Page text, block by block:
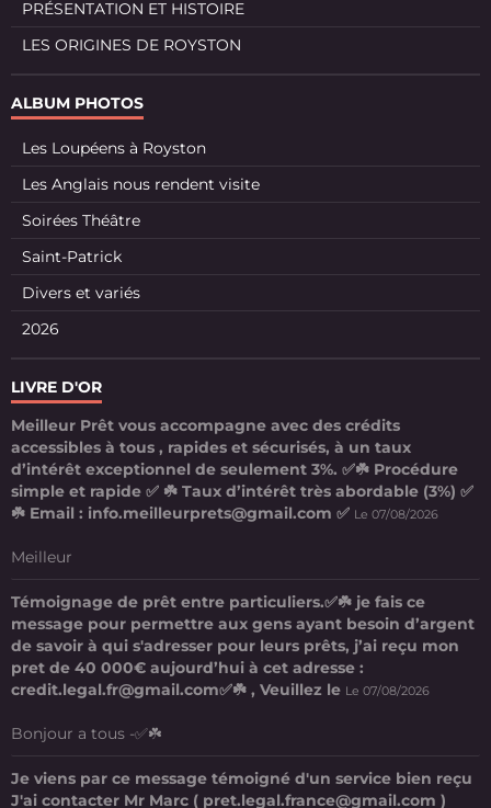
PRÉSENTATION ET HISTOIRE
LES ORIGINES DE ROYSTON
ALBUM PHOTOS
Les Loupéens à Royston
Les Anglais nous rendent visite
Soirées Théâtre
Saint-Patrick
Divers et variés
2026
LIVRE D'OR
Meilleur Prêt vous accompagne avec des crédits
accessibles à tous , rapides et sécurisés, à un taux
d’intérêt exceptionnel de seulement 3%. ✅☘️ Procédure
simple et rapide ✅ ☘️ Taux d’intérêt très abordable (3%) ✅
☘️ Email : info.meilleurprets@gmail.com ✅ Le 07/08/2026
Meilleur
Témoignage de prêt entre particuliers.✅☘️ je fais ce
message pour permettre aux gens ayant besoin d’argent
de savoir à qui s'adresser pour leurs prêts, j’ai reçu mon
pret de 40 000€ aujourd’hui à cet adresse :
credit.legal.fr@gmail.com✅☘️ , Veuillez le Le 07/08/2026
Bonjour a tous -✅☘️
Je viens par ce message témoigné d'un service bien reçu
J'ai contacter Mr Marc ( pret.legal.france@gmail.com )